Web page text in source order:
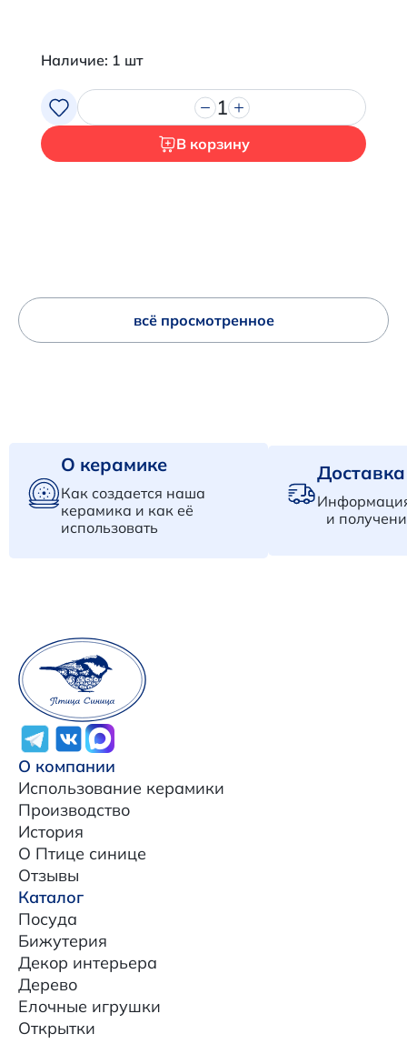
Наличие: 1 шт
1
В корзину
всё просмотренное
О керамике
Как создается наша
керамика и как её
использовать
и
О компании
Использование керамики
Производство
История
О Птице синице
Отзывы
Каталог
Посуда
Бижутерия
Декор интерьера
Дерево
Елочные игрушки
Открытки